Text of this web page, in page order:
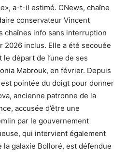
a-t-il estimé. CNews, chaîne
conservateur Vincent
chaînes info sans interruption
2026 inclus. Elle a été secouée
le départ de l’une de ses
Mabrouk, en février. Depuis
pointée du doigt pour donner
ancienne patronne de la
accusée d’être une
par le gouvernement
qui intervient également
la galaxie Bolloré, est défendue